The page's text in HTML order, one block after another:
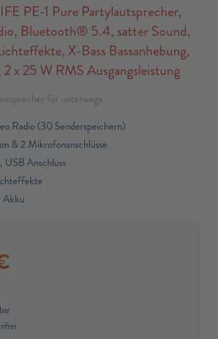
PE-1 Pure Partylautsprecher,
Bluetooth® 5.4, satter Sound,
X-Bass Bassanhebung,
x 25 W RMS Ausgangsleistung
für unterwegs
Radio (30 Senderspeichern)
& 2 Mikrofonanschlüsse
Anschluss
Akku